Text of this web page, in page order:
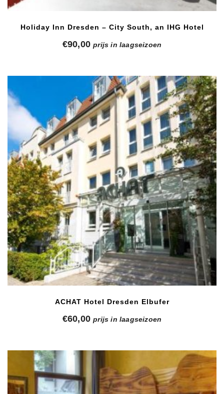
Holiday Inn Dresden – City South, an IHG Hotel
€90,00 prijs in laagseizoen
ACHAT Hotel Dresden Elbufer
€60,00 prijs in laagseizoen